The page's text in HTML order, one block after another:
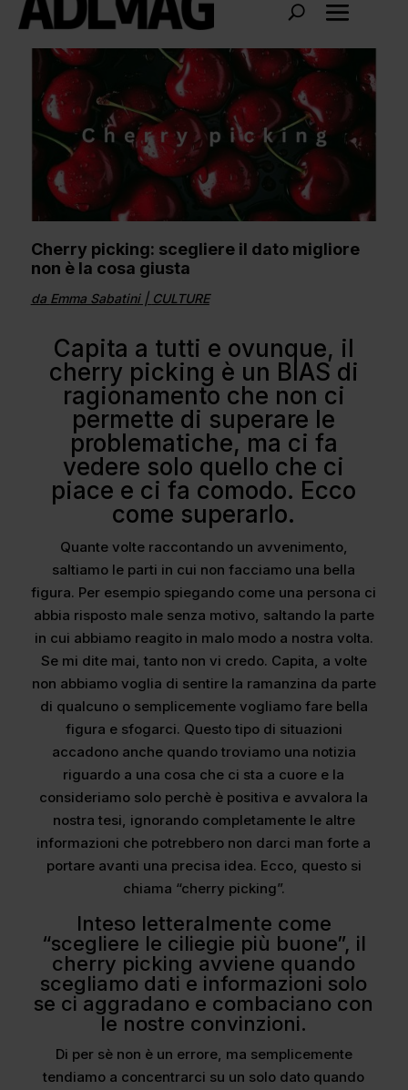
Cherry picking: scegliere il dato migliore
non è la cosa giusta
da Emma Sabatini| CULTURE
Capita a tutti e ovunque, il
cherry picking è un BIAS di
ragionamento che non ci
permette di superare le
problematiche, ma ci fa
vedere solo quello che ci
piace e ci fa comodo. Ecco
come superarlo.
Quante volte raccontando un avvenimento,
saltiamo le parti in cui non facciamo una bella
figura. Per esempio spiegando come una persona ci
abbia risposto male senza motivo, saltando la parte
in cui abbiamo reagito in malo modo a nostra volta.
Se mi dite mai, tanto non vi credo. Capita, a volte
non abbiamo voglia di sentire la ramanzina da parte
di qualcuno o semplicemente vogliamo fare bella
figura e sfogarci. Questo tipo di situazioni
accadono anche quando troviamo una notizia
riguardo a una cosa che ci sta a cuore e la
consideriamo solo perchè è positiva e avvalora la
nostra tesi, ignorando completamente le altre
informazioni che potrebbero non darci man forte a
portare avanti una precisa idea. Ecco, questo si
chiama “cherry picking”.
Inteso letteralmente come
“scegliere le ciliegie più buone”, il
cherry picking avviene quando
scegliamo dati e informazioni solo
se ci aggradano e combaciano con
le nostre convinzioni.
Di per sè non è un errore, ma semplicemente
tendiamo a concentrarci su un solo dato quando